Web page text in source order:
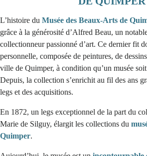
L’histoire du Musée des Beaux-Arts de
grâce à la générosité d’Alfred Beau, un
collectionneur passionné d’art. Ce dernier fit
personnelle, composée de peintures, de
ville de Quimper, à condition qu’un musée
Depuis, la collection s’enrichit au fil des ans
legs et des acquisitions.
En 1872, un legs exceptionnel de la part du
Marie de Silguy, élargit les collections du
Quimper.